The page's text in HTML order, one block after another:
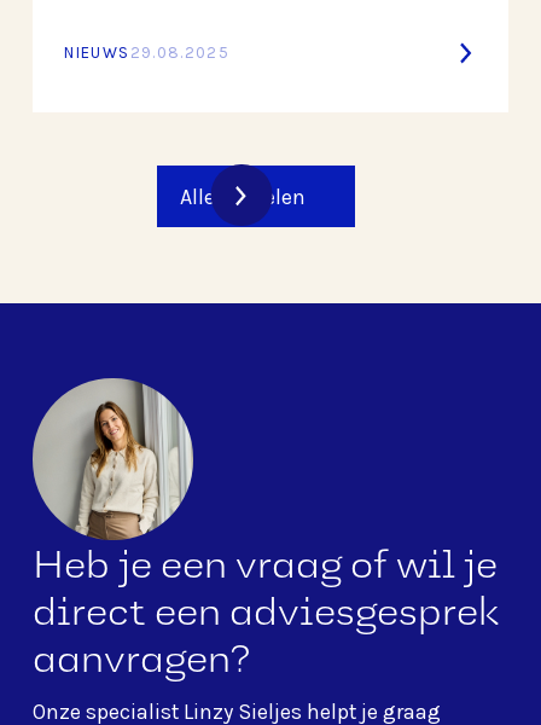
beide partijen verder versterkt en een
NIEUWS 29.08.2025
Alle artikelen
Heb je een vraag of wil je
direct een adviesgesprek
aanvragen?
Onze specialist Linzy Sieljes helpt je graag